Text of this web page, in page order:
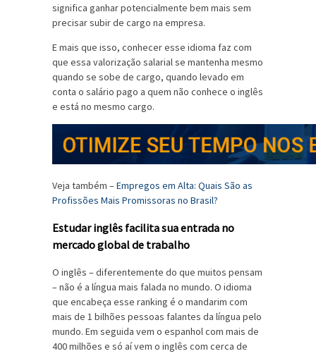
significa ganhar potencialmente bem mais sem
precisar subir de cargo na empresa.
E mais que isso, conhecer esse idioma faz com
que essa valorização salarial se mantenha mesmo
quando se sobe de cargo, quando levado em
conta o salário pago a quem não conhece o inglês
e está no mesmo cargo.
Veja também –Empregos em Alta: Quais São as
Profissões Mais Promissoras no Brasil?
Estudar inglês facilita sua entrada no
mercado global de trabalho
O inglês – diferentemente do que muitos pensam
– não é a língua mais falada no mundo. O idioma
que encabeça esse ranking é o mandarim com
mais de 1 bilhões pessoas falantes da língua pelo
mundo. Em seguida vem o espanhol com mais de
400 milhões e só aí vem o inglês com cerca de